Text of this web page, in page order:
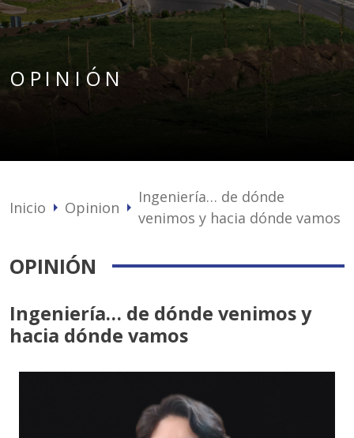
OPINIÓN
Inicio arrow_right Opinion arrow_right
Ingeniería… de dónde
venimos y hacia dónde vamos
OPINIÓN
Ingeniería… de dónde venimos y
hacia dónde vamos